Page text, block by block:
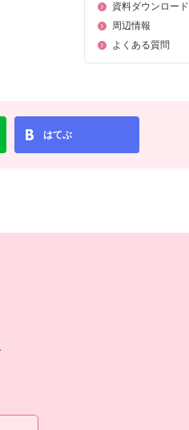
資料ダウンロード
周辺情報
よくある質問
はてぶ